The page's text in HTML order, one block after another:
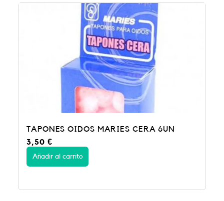
TAPONES OIDOS MARIES CERA 6UN
3,50 €
Añadir al carrito